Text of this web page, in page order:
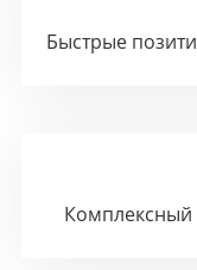
Быстрые